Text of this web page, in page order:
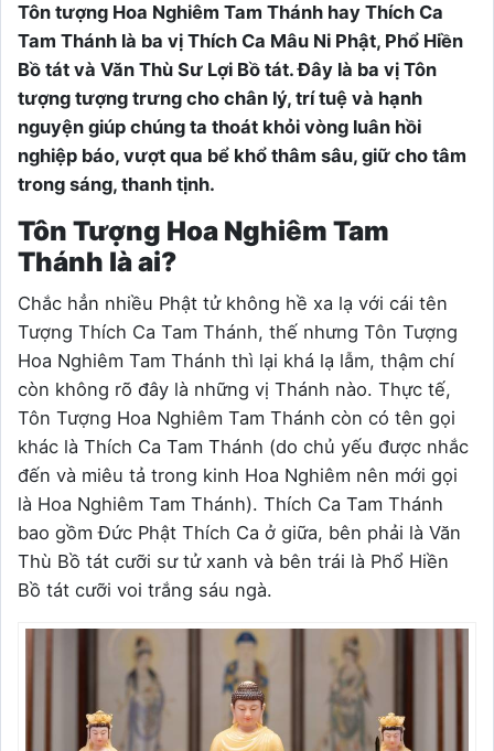
Tôn tượng Hoa Nghiêm Tam Thánh hay Thích Ca
Tam Thánh là ba vị Thích Ca Mâu Ni Phật, Phổ Hiền
Bồ tát và Văn Thù Sư Lợi Bồ tát. Đây là ba vị Tôn
tượng tượng trưng cho chân lý, trí tuệ và hạnh
nguyện giúp chúng ta thoát khỏi vòng luân hồi
nghiệp báo, vượt qua bể khổ thâm sâu, giữ cho tâm
trong sáng, thanh tịnh.
Tôn Tượng Hoa Nghiêm Tam
Thánh là ai?
Chắc hẳn nhiều Phật tử không hề xa lạ với cái tên
Tượng Thích Ca Tam Thánh, thế nhưng Tôn Tượng
Hoa Nghiêm Tam Thánh thì lại khá lạ lẫm, thậm chí
còn không rõ đây là những vị Thánh nào. Thực tế,
Tôn Tượng Hoa Nghiêm Tam Thánh còn có tên gọi
khác là Thích Ca Tam Thánh (do chủ yếu được nhắc
đến và miêu tả trong kinh Hoa Nghiêm nên mới gọi
là Hoa Nghiêm Tam Thánh). Thích Ca Tam Thánh
bao gồm Đức Phật Thích Ca ở giữa, bên phải là Văn
Thù Bồ tát cưỡi sư tử xanh và bên trái là Phổ Hiền
Bồ tát cưỡi voi trắng sáu ngà.